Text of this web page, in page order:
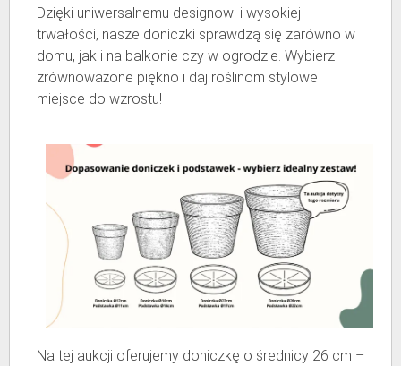
Dzięki uniwersalnemu designowi i wysokiej
trwałości, nasze doniczki sprawdzą się zarówno w
domu, jak i na balkonie czy w ogrodzie. Wybierz
zrównoważone piękno i daj roślinom stylowe
miejsce do wzrostu!
Na tej aukcji oferujemy doniczkę o średnicy 26 cm –